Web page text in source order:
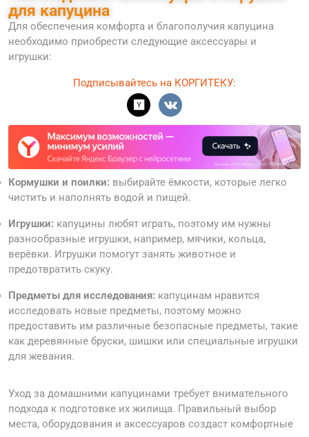
для капуцина
Для обеспечения комфорта и благополучия капуцина
необходимо приобрести следующие аксессуары и
игрушки:
Подписывайтесь на КОРГИТЕКУ:
Кормушки и поилки: выбирайте ёмкости, которые легко
чистить и наполнять водой и пищей.
Игрушки: капуцины любят играть, поэтому им нужны
разнообразные игрушки, например, мячики, кольца,
верёвки. Игрушки помогут занять животное и
предотвратить скуку.
Предметы для исследования: капуцинам нравится
исследовать новые предметы, поэтому можно
предоставить им различные безопасные предметы, такие
как деревянные бруски, шишки или специальные игрушки
для жевания.
Уход за домашними капуцинами требует внимательного
подхода к подготовке их жилища. Правильный выбор
места, оборудования и аксессуаров создаст комфортные